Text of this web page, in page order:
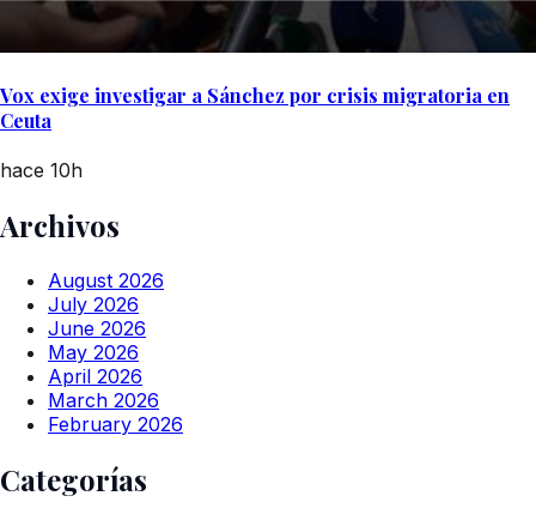
Vox exige investigar a Sánchez por crisis migratoria en
Ceuta
hace 10h
Archivos
August 2026
July 2026
June 2026
May 2026
April 2026
March 2026
February 2026
Categorías